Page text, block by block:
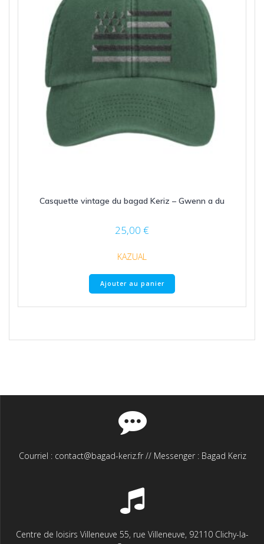
Casquette vintage du bagad Keriz – Gwenn a du
25,00 €
KAZUAL
Ajouter au panier
Courriel : contact@bagad-keriz.fr // Messenger : Bagad Keriz
Centre de loisirs Villeneuve 55, rue Villeneuve, 92110 Clichy-la-